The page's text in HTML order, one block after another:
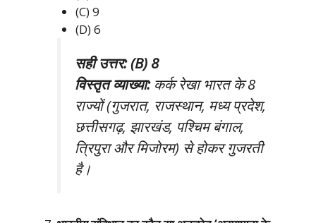
(C) 9
(D) 6
सही उत्तर: (B) 8
विस्तृत व्याख्या:कर्क रेखा भारत के 8
राज्यों (गुजरात, राजस्थान, मध्य प्रदेश,
छत्तीसगढ़, झारखंड, पश्चिम बंगाल,
त्रिपुरा और मिजोरम) से होकर गुजरती
है।